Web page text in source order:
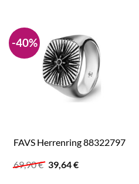
-40%
FAVS Herrenring 88322797
69,90€ Ursprünglicher
Preis
39,64€Aktueller